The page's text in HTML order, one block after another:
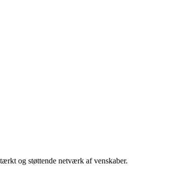
og støttende netværk af venskaber.